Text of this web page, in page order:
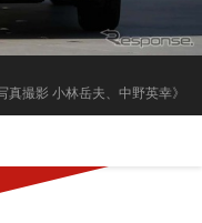
真撮影 小林岳夫、中野英幸》